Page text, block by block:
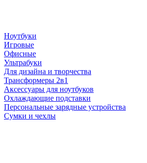
Ноутбуки
Игровые
Офисные
Ультрабуки
Для дизайна и творчества
Трансформеры 2в1
Аксессуары для ноутбуков
Охлаждающие подставки
Персональные зарядные устройства
Сумки и чехлы